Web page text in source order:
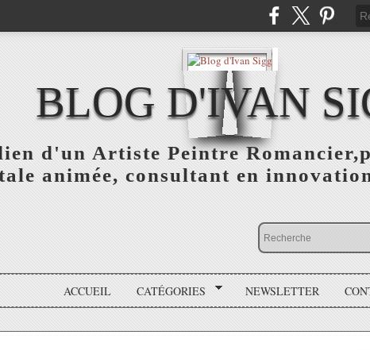
BLOG D'IVAN
d'un Artiste Peintre
animée, consultant en
ACCUEIL CATÉGORIES NEWSLETTER